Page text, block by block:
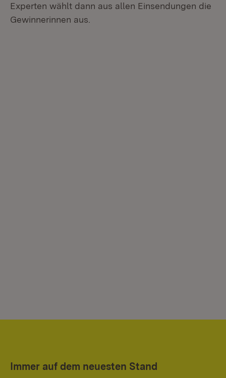
Experten wählt dann aus allen Einsendungen die
Gewinnerinnen aus.
Immer auf dem neuesten Stand